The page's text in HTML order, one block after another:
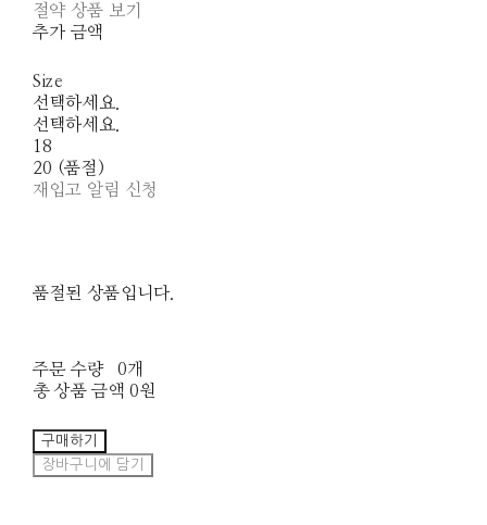
절약 상품 보기
추가 금액
Size
선택하세요.
선택하세요.
18
20 (품절)
재입고 알림 신청
품절된 상품입니다.
주문 수량
0개
총 상품 금액 0원
구매하기
장바구니에 담기